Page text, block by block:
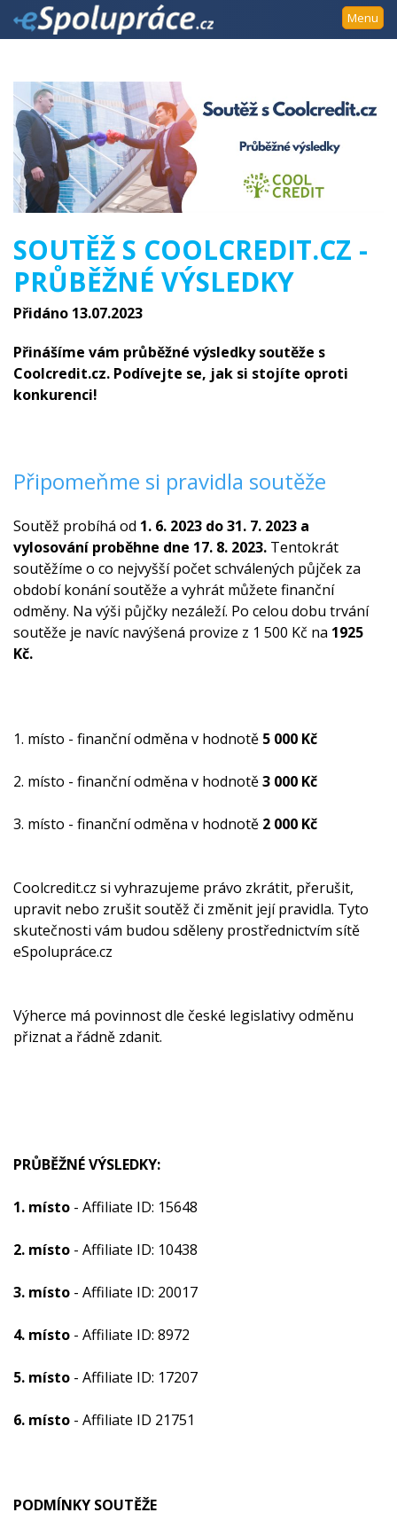
Přejít
k
na
obsah
Přejít
k
postrannímu
sloupci
zkratky
Menu
SOUTĚŽ S COOLCREDIT.CZ -
PRŮBĚŽNÉ VÝSLEDKY
Přidáno 13.07.2023
Přinášíme vám průběžné výsledky soutěže s
Coolcredit.cz. Podívejte se, jak si stojíte oproti
konkurenci!
Připomeňme si pravidla soutěže
Soutěž probíhá od 1. 6. 2023 do 31. 7. 2023 a
vylosování proběhne dne 17. 8. 2023. Tentokrát
soutěžíme o co nejvyšší počet schválených půjček za
období konání soutěže a vyhrát můžete finanční
odměny. Na výši půjčky nezáleží. Po celou dobu trvání
soutěže je navíc navýšená provize z 1 500 Kč na 1925
Kč.
1. místo - finanční odměna v hodnotě 5 000 Kč
2. místo - finanční odměna v hodnotě3 000 Kč
3. místo - finanční odměna v hodnotě 2 000 Kč
Coolcredit.cz si vyhrazujeme právo zkrátit, přerušit,
upravit nebo zrušit soutěž či změnit její pravidla. Tyto
skutečnosti vám budou sděleny prostřednictvím sítě
eSpolupráce.cz
Výherce má povinnost dle české legislativy odměnu
přiznat a řádně zdanit.
PRŮBĚŽNÉ VÝSLEDKY:
1. místo - Affiliate ID: 15648
2. místo - Affiliate ID: 10438
3. místo - Affiliate ID: 20017
4. místo - Affiliate ID: 8972
5. místo - Affiliate ID: 17207
6. místo - Affiliate ID 21751
PODMÍNKY SOUTĚŽE